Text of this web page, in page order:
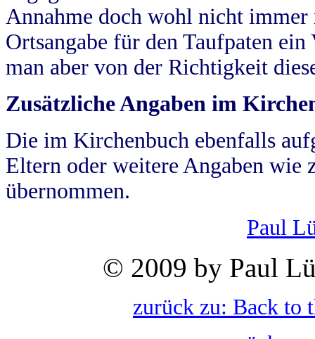
Annahme doch wohl nicht
Ortsangabe für den Taufpaten
man aber von der Richtigkeit
Zusätzliche Angaben im
Die im Kirchenbuch ebenfalls
Eltern oder weitere Angaben wie
übernommen.
Paul
© 2009 by Paul
zurück zu: Back to